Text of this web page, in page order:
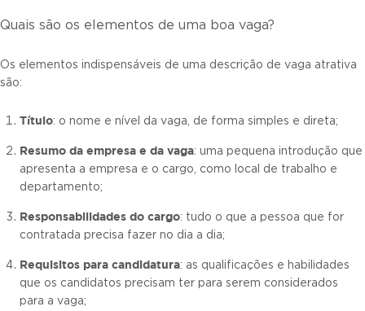
Quais são os elementos de uma boa vaga?
Os elementos indispensáveis de uma descrição de vaga atrativa
são:
Título: o nome e nível da vaga, de forma simples e direta;
Resumo da empresa e da vaga: uma pequena introdução que
apresenta a empresa e o cargo, como local de trabalho e
departamento;
Responsabilidades do cargo: tudo o que a pessoa que for
contratada precisa fazer no dia a dia;
Requisitos para candidatura: as qualificações e habilidades
que os candidatos precisam ter para serem considerados
para a vaga;